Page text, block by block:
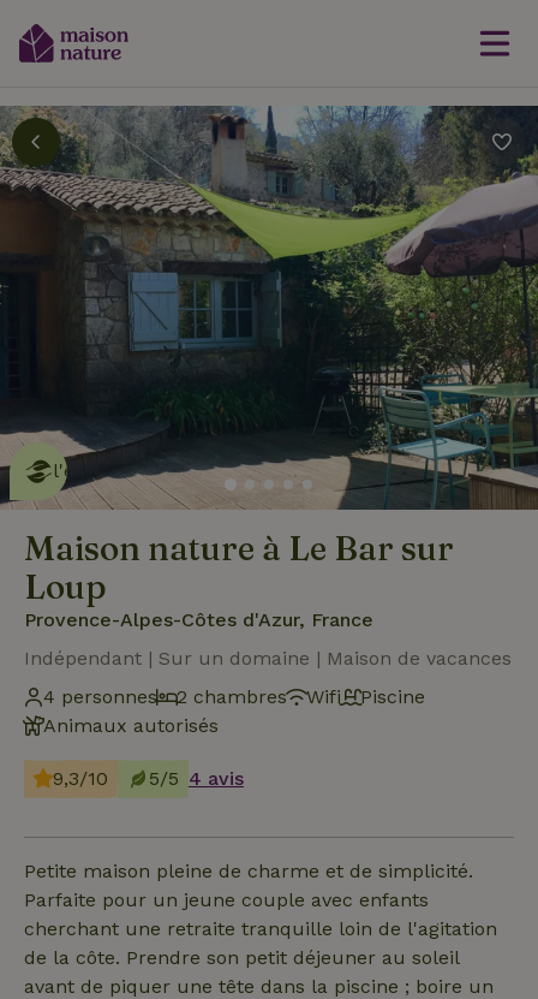
Cette Maison Nature fait de
l'effeten savoir plus
Maison nature à Le Bar sur
Loup
Provence-Alpes-Côtes d'Azur, France
Indépendant | Sur un domaine | Maison de vacances
4 personnes
2 chambres Wifi
Piscine
Animaux autorisés
9,3/10 5/5 4 avis
Petite maison pleine de charme et de simplicité.
Parfaite pour un jeune couple avec enfants
cherchant une retraite tranquille loin de l'agitation
de la côte. Prendre son petit déjeuner au soleil
avant de piquer une tête dans la piscine ; boire un